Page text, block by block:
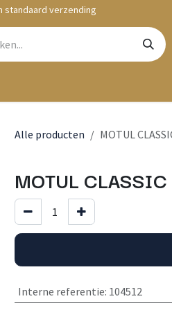
standaard verzending
Alle producten MOTUL
MOTUL
Interne referentie: 104512